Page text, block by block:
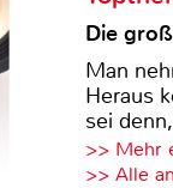
Die
Man
Heraus
sei
>> Mehr
>> Alle